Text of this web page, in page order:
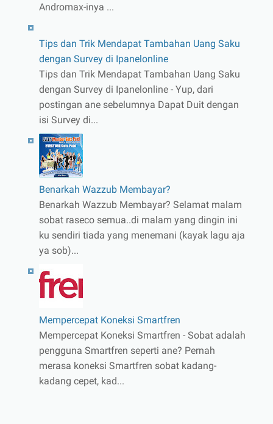
Andromax-inya ...
Tips dan Trik Mendapat Tambahan Uang Saku
dengan Survey di Ipanelonline
Tips dan Trik Mendapat Tambahan Uang Saku
dengan Survey di Ipanelonline - Yup, dari
postingan ane sebelumnya Dapat Duit dengan
isi Survey di...
Benarkah Wazzub Membayar?
Benarkah Wazzub Membayar? Selamat malam
sobat raseco semua..di malam yang dingin ini
ku sendiri tiada yang menemani (kayak lagu aja
ya sob)...
Mempercepat Koneksi Smartfren
Mempercepat Koneksi Smartfren - Sobat adalah
pengguna Smartfren seperti ane? Pernah
merasa koneksi Smartfren sobat kadang-
kadang cepet, kad...